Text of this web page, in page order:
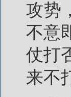
攻势
不意
仗打
来不